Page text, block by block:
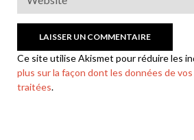
Ce site utilise Akismet pour réduire les
plus sur la façon dont les données de
traitées.